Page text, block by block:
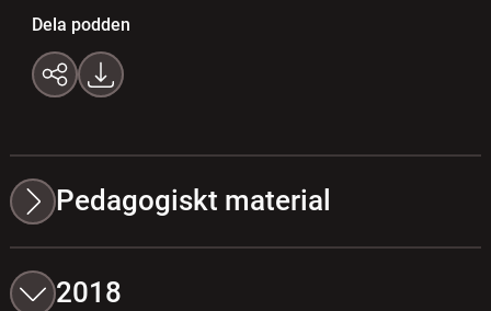
Dela podden
Pedagogiskt material
2018